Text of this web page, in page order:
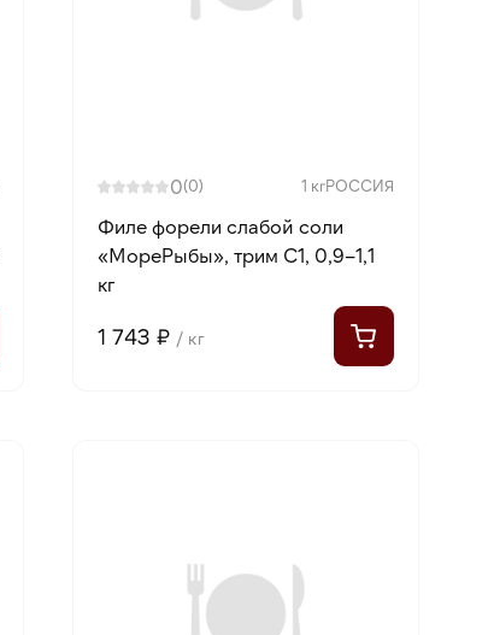
0(0) 1 кгРОССИЯ
Филе форели слабой соли
«МореРыбы», трим С1, 0,9–1,1
кг
1 743 ₽ / кг